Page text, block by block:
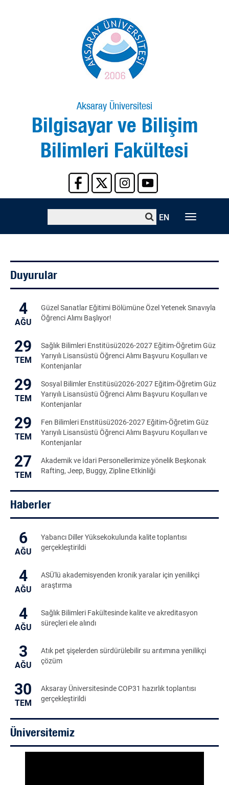
Aksaray Üniversitesi
Bilgisayar ve Bilişim
Bilimleri Fakültesi
EN
Duyurular
4
AĞU
Güzel Sanatlar Eğitimi Bölümüne Özel Yetenek Sınavıyla
Öğrenci Alımı Başlıyor!
29
TEM
Sağlık Bilimleri Enstitüsü2026-2027 Eğitim-Öğretim Güz
Yarıyılı Lisansüstü Öğrenci Alımı Başvuru Koşulları ve
Kontenjanlar
29
TEM
Sosyal Bilimler Enstitüsü2026-2027 Eğitim-Öğretim Güz
Yarıyılı Lisansüstü Öğrenci Alımı Başvuru Koşulları ve
Kontenjanlar
29
TEM
Fen Bilimleri Enstitüsü2026-2027 Eğitim-Öğretim Güz
Yarıyılı Lisansüstü Öğrenci Alımı Başvuru Koşulları ve
Kontenjanlar
27
TEM
Akademik ve İdari Personellerimize yönelik Beşkonak
Rafting, Jeep, Buggy, Zipline Etkinliği
Haberler
6
AĞU
Yabancı Diller Yüksekokulunda kalite toplantısı
gerçekleştirildi
4
AĞU
ASÜ'lü akademisyenden kronik yaralar için yenilikçi
araştırma
4
AĞU
Sağlık Bilimleri Fakültesinde kalite ve akreditasyon
süreçleri ele alındı
3
AĞU
Atık pet şişelerden sürdürülebilir su arıtımına yenilikçi
çözüm
30
TEM
Aksaray Üniversitesinde COP31 hazırlık toplantısı
gerçekleştirildi
Üniversitemiz